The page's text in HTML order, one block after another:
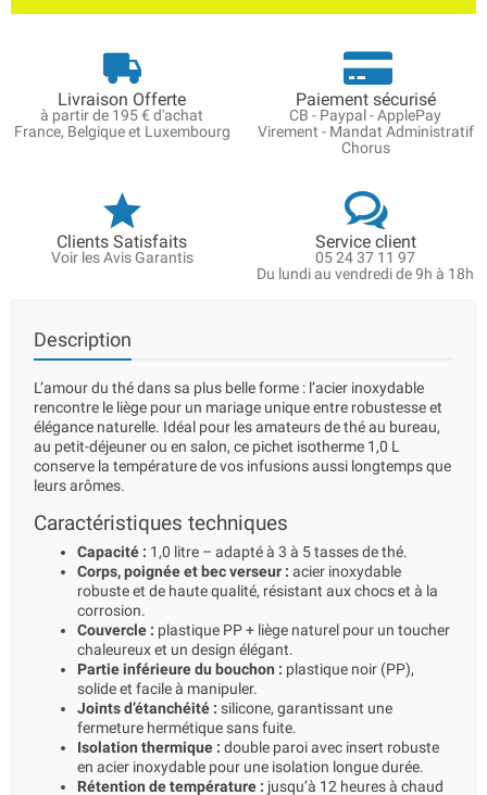
Livraison Offerte
à partir de 195 € d'achat
France, Belgique et Luxembourg
Paiement sécurisé
CB - Paypal - ApplePay
Virement - Mandat Administratif
Chorus
Clients Satisfaits
Voir les Avis Garantis
Service client
05 24 37 11 97
Du lundi au vendredi de 9h à 18h
Description
L’amour du thé dans sa plus belle forme : l’acier inoxydable
rencontre le liège pour un mariage unique entre robustesse et
élégance naturelle. Idéal pour les amateurs de thé au bureau,
au petit-déjeuner ou en salon, ce pichet isotherme 1,0 L
conserve la température de vos infusions aussi longtemps que
leurs arômes.
Caractéristiques techniques
Capacité : 1,0 litre – adapté à 3 à 5 tasses de thé.
Corps, poignée et bec verseur : acier inoxydable
robuste et de haute qualité, résistant aux chocs et à la
corrosion.
Couvercle : plastique PP + liège naturel pour un toucher
chaleureux et un design élégant.
Partie inférieure du bouchon : plastique noir (PP),
solide et facile à manipuler.
Joints d’étanchéité : silicone, garantissant une
fermeture hermétique sans fuite.
Isolation thermique : double paroi avec insert robuste
en acier inoxydable pour une isolation longue durée.
Rétention de température : jusqu’à 12 heures à chaud